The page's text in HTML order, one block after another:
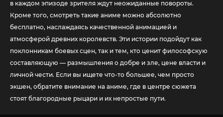
в каждом эпизоде зрителя ждут неожиданные повороты.
Кроме того, смотреть такие аниме можно абсолютно
бесплатно, наслаждаясь качественной анимацией и
атмосферой древних королевств. Эти истории подойдут как
поклонникам боевых сцен, так и тем, кто ценит философскую
составляющую — размышления о добре и зле, цене власти и
личной чести. Если вы ищете что-то большее, чем просто
экшен, обратите внимание на аниме, где в центре сюжета
стоят благородные рыцари и их непростые пути.